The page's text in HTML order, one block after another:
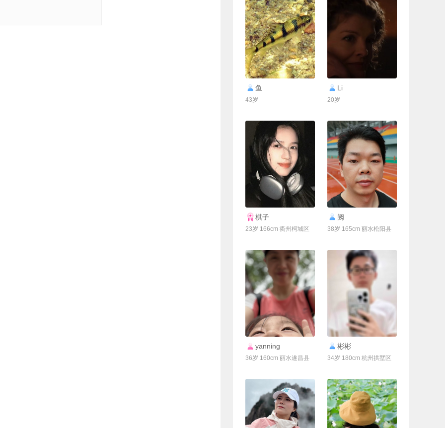
鱼
43岁
Li
20岁
棋子
23岁 166cm 衢州柯城区
阙
38岁 165cm 丽水松阳县
联系Ta
yanning
36岁 160cm 丽水遂昌县
彬彬
34岁 180cm 杭州拱墅区